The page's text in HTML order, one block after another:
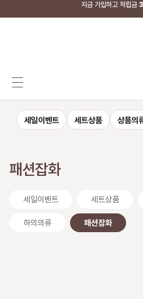
지금 가입하고 적립금
세일이벤트 세트상품 상품의
패션잡화
세일이벤트 세트상품
하의의류 패션잡화